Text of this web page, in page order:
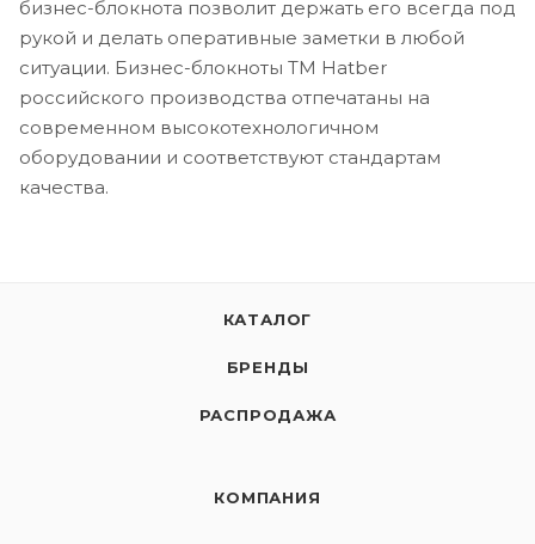
бизнес-блокнота позволит держать его всегда под
рукой и делать оперативные заметки в любой
ситуации. Бизнес-блокноты ТМ Hatber
российского производства отпечатаны на
современном высокотехнологичном
оборудовании и соответствуют стандартам
качества.
КАТАЛОГ
БРЕНДЫ
РАСПРОДАЖА
КОМПАНИЯ